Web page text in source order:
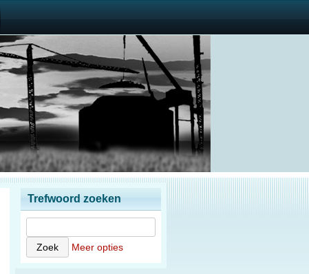
Trefwoord zoeken
Meer opties